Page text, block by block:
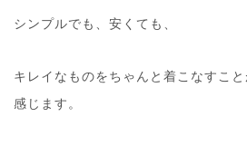
シンプルでも、安くても、
キレイなものをちゃんと着こなすこ
感じます。